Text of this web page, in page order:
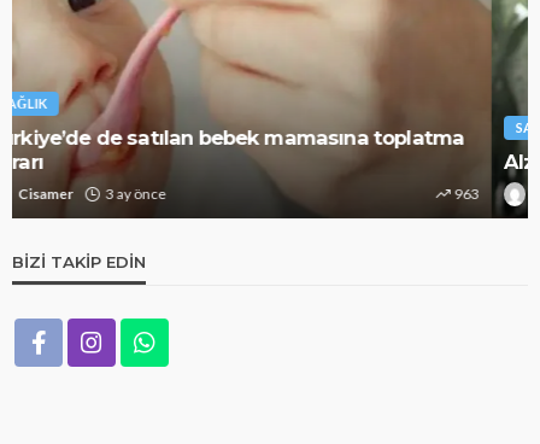
SAĞLIK
Alzheimer riskini azaltıyor: Bunu mutlaka deneyin
Cisamer 3 ay önce 1.3k
BIZI TAKIP EDIN